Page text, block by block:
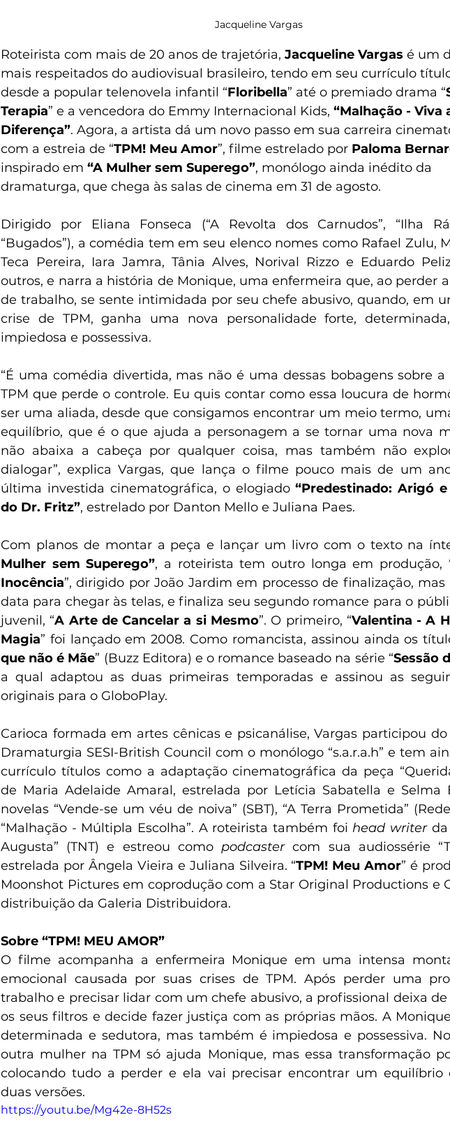
Jacqueline Vargas
Roteirista com mais de 20 anos de trajetória, Jacqueline Vargas é um
mais respeitados do audiovisual brasileiro, tendo em seu currículo
desde a popular telenovela infantil “Floribella” até o premiado drama “
Terapia” e a vencedora do Emmy Internacional Kids, “Malhação - Viva
Diferença”. Agora, a artista dá um novo passo em sua carreira
com a estreia de “TPM! Meu Amor”, filme estrelado por Paloma
inspirado em “A Mulher sem Superego”, monólogo ainda inédito da
dramaturga, que chega às salas de cinema em 31 de agosto.
Dirigido por Eliana Fonseca (“A Revolta dos Carnudos”, “Ilha
“Bugados”), a comédia tem em seu elenco nomes como Rafael Zulu,
Teca Pereira, Iara Jamra, Tânia Alves, Norival Rizzo e Eduardo
outros, e narra a história de Monique, uma enfermeira que, ao perder
de trabalho, se sente intimidada por seu chefe abusivo, quando, em
crise de TPM, ganha uma nova personalidade forte,
impiedosa e possessiva.
“É uma comédia divertida, mas não é uma dessas bobagens sobre
TPM que perde o controle. Eu quis contar como essa loucura de
ser uma aliada, desde que consigamos encontrar um meio termo,
equilíbrio, que é o que ajuda a personagem a se tornar uma nova
não abaixa a cabeça por qualquer coisa, mas também não
dialogar”, explica Vargas, que lança o filme pouco mais de um
última investida cinematográfica, o elogiado “Predestinado: Arigó
do Dr. Fritz”, estrelado por Danton Mello e Juliana Paes.
Com planos de montar a peça e lançar um livro com o texto na
Mulher sem Superego”, a roteirista tem outro longa em produção,
Inocência”, dirigido por João Jardim em processo de finalização,
data para chegar às telas, e finaliza seu segundo romance para o
juvenil, “A Arte de Cancelar a si Mesmo”. O primeiro, “Valentina - A
Magia” foi lançado em 2008. Como romancista, assinou ainda os
que não é Mãe” (Buzz Editora) e o romance baseado na série “Sessão
a qual adaptou as duas primeiras temporadas e assinou as
originais para o GloboPlay.
Carioca formada em artes cênicas e psicanálise, Vargas participou
Dramaturgia SESI-British Council com o monólogo “s.a.r.a.h” e tem
currículo títulos como a adaptação cinematográfica da peça
de Maria Adelaide Amaral, estrelada por Letícia Sabatella e Selma
novelas “Vende-se um véu de noiva” (SBT), “A Terra Prometida”
“Malhação - Múltipla Escolha”. A roteirista também foi head writer da
Augusta” (TNT) e estreou como podcaster com sua audiossérie
estrelada por Ângela Vieira e Juliana Silveira. “TPM! Meu Amor” é
Moonshot Pictures em coprodução com a Star Original Productions e
distribuição da Galeria Distribuidora.
Sobre “TPM! MEU AMOR”
O filme acompanha a enfermeira Monique em uma intensa
emocional causada por suas crises de TPM. Após perder uma
trabalho e precisar lidar com um chefe abusivo, a profissional deixa
os seus filtros e decide fazer justiça com as próprias mãos. A
determinada e sedutora, mas também é impiedosa e possessiva.
outra mulher na TPM só ajuda Monique, mas essa transformação
colocando tudo a perder e ela vai precisar encontrar um equilíbrio
duas versões.
https://youtu.be/Mg42e-8H52s